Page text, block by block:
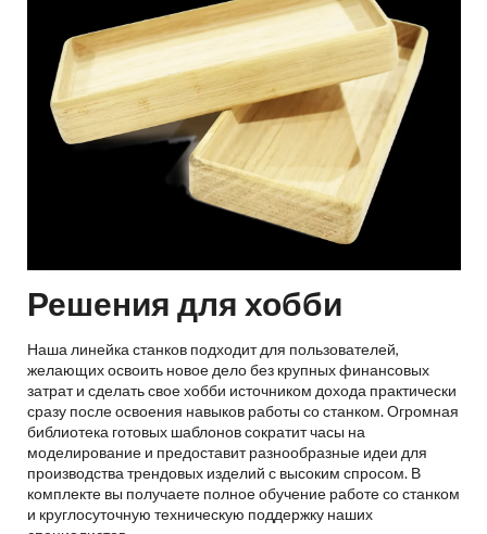
Решения для хобби
Наша линейка станков подходит для пользователей,
желающих освоить новое дело без крупных финансовых
затрат и сделать свое хобби источником дохода практически
сразу после освоения навыков работы со станком. Огромная
библиотека готовых шаблонов сократит часы на
моделирование и предоставит разнообразные идеи для
производства трендовых изделий с высоким спросом. В
комплекте вы получаете полное обучение работе со станком
и круглосуточную техническую поддержку наших